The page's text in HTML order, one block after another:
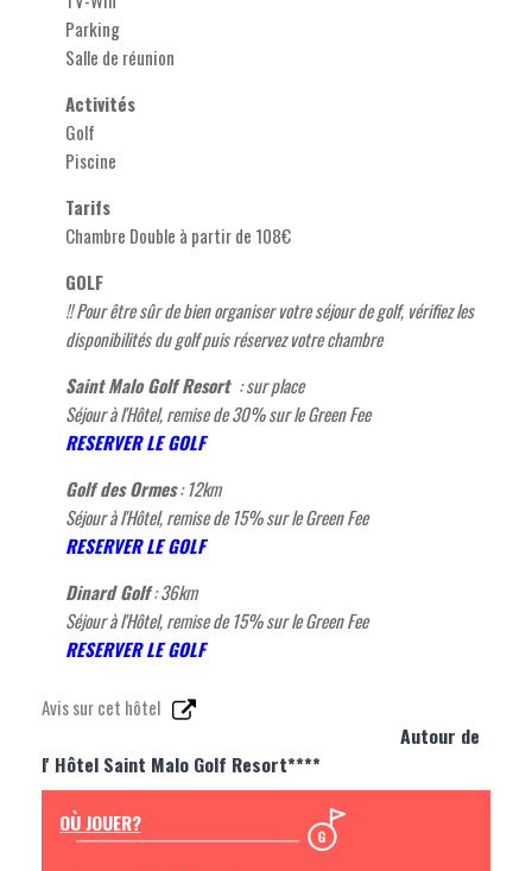
Parking
Salle de réunion
Activités
Golf
Piscine
Tarifs
Chambre Double à partir de 108€
GOLF
!! Pour être sûr de bien organiser votre séjour de golf, vérifiez les
disponibilités du golf puis réservez votre chambre
Saint Malo Golf Resort : sur place
Séjour à l'Hôtel, remise de 30% sur le Green Fee
RESERVER LE GOLF
Golf des Ormes: 12km
Séjour à l'Hôtel, remise de 15% sur le Green Fee
RESERVER LE GOLF
Dinard Golf: 36km
Séjour à l'Hôtel, remise de 15% sur le Green Fee
RESERVER LE GOLF
Avis sur cet hôtel
Autour de
l' Hôtel Saint Malo Golf Resort****
OÙ JOUER?